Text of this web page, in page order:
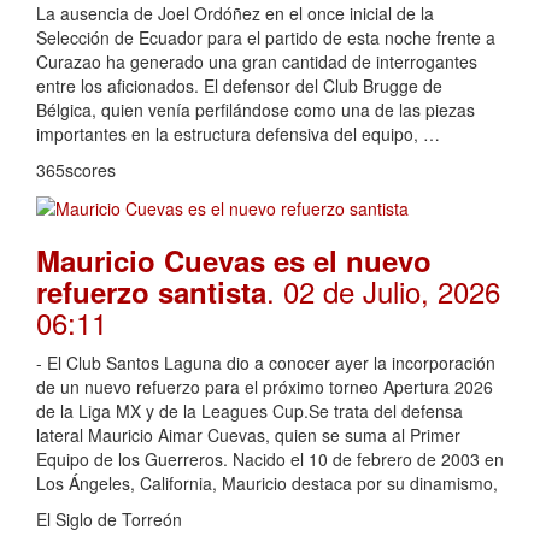
La ausencia de Joel Ordóñez en el once inicial de la
Selección de Ecuador para el partido de esta noche frente a
Curazao ha generado una gran cantidad de interrogantes
entre los aficionados. El defensor del Club Brugge de
Bélgica, quien venía perfilándose como una de las piezas
importantes en la estructura defensiva del equipo, …
365scores
Mauricio Cuevas es el nuevo
refuerzo santista. 02 de Julio, 2026
06:11
- El Club Santos Laguna dio a conocer ayer la incorporación
de un nuevo refuerzo para el próximo torneo Apertura 2026
de la Liga MX y de la Leagues Cup.Se trata del defensa
lateral Mauricio Aimar Cuevas, quien se suma al Primer
Equipo de los Guerreros. Nacido el 10 de febrero de 2003 en
Los Ángeles, California, Mauricio destaca por su dinamismo,
El Siglo de Torreón